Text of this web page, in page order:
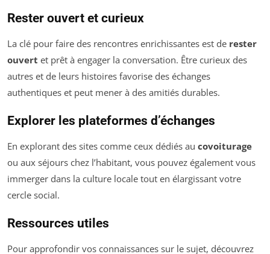
Rester ouvert et curieux
La clé pour faire des rencontres enrichissantes est de rester
ouvert et prêt à engager la conversation. Être curieux des
autres et de leurs histoires favorise des échanges
authentiques et peut mener à des amitiés durables.
Explorer les plateformes d’échanges
En explorant des sites comme ceux dédiés au covoiturage
ou aux séjours chez l’habitant, vous pouvez également vous
immerger dans la culture locale tout en élargissant votre
cercle social.
Ressources utiles
Pour approfondir vos connaissances sur le sujet, découvrez